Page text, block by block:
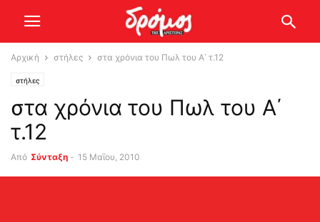
Αρχική στήλες στα χρόνια του Πωλ του Α΄ τ.12
στήλες
στα χρόνια του Πωλ του Α΄
τ.12
Από Σύνταξη - 15 Μαΐου, 2010